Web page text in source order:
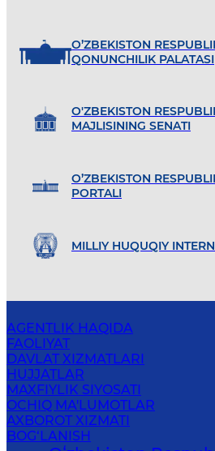
O’ZBEKISTON
QONUNCHILIK PALATASI
O'ZBEKISTON
MAJLISINING SENATI
O’ZBEKISTON
PORTALI
MILLIY HUQUQIY
AGENTLIK HAQIDA
FAOLIYAT
DAVLAT XIZMATLARI
HUJJATLAR
MAXFIYLIK SIYOSATI
OCHIQ MA'LUMOTLAR
AXBOROT XIZMATI
BOG‘LANISH